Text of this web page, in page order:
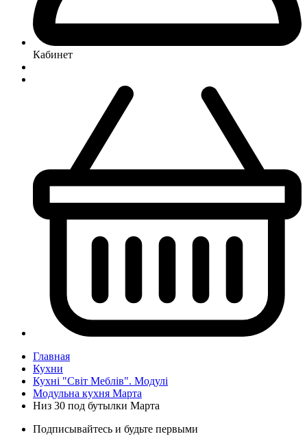
Кабинет
Главная
Кухни
Кухні "Світ Меблів". Модулі
Модульна кухня Марта
Низ 30 под бутылки Марта
Подписывайтесь и будьте первыми